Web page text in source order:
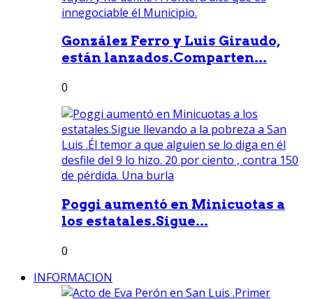
González Ferro y Luis Giraudo,
están lanzados.Comparten...
0
Poggi aumentó en Minicuotas a
los estatales.Sigue...
0
INFORMACION